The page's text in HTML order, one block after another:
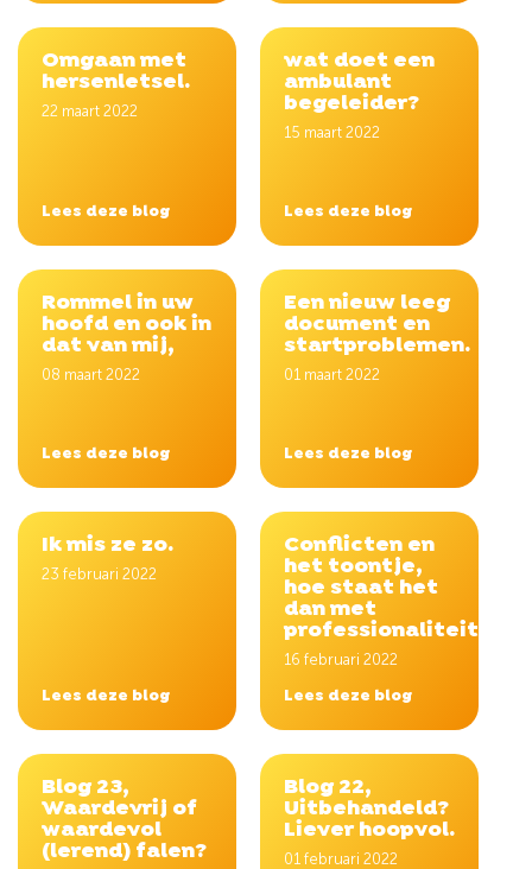
Omgaan met
hersenletsel.
22 maart 2022
Lees deze blog
wat doet een
ambulant
begeleider?
15 maart 2022
Lees deze blog
Rommel in uw
hoofd en ook in
dat van mij,
08 maart 2022
Lees deze blog
Een nieuw leeg
document en
startproblemen.
01 maart 2022
Lees deze blog
Ik mis ze zo.
23 februari 2022
Lees deze blog
Conflicten en
het toontje,
hoe staat het
dan met
professionaliteit?
16 februari 2022
Lees deze blog
Blog 23,
Waardevrij of
waardevol
(lerend) falen?
Blog 22,
Uitbehandeld?
Liever hoopvol.
01 februari 2022